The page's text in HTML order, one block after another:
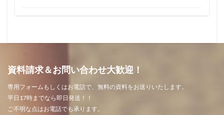
資料請求＆お問い合わせ大歓迎！
専用フォームもしくはお電話で、無料の資料をお送りいたします。
平日17時までなら即日発送！！
ご不明な点はお電話でも承ります。